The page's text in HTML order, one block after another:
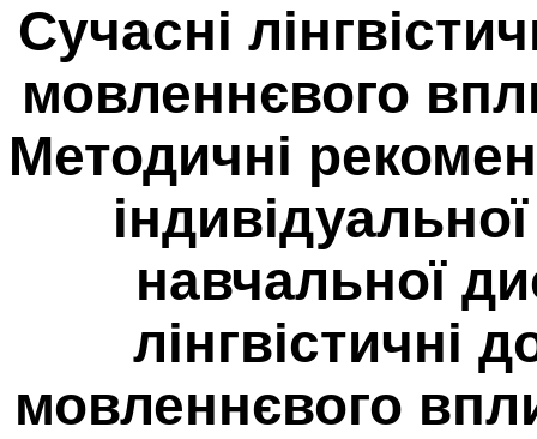
Сучасні
мовленнєвого
Методичні
навчальної
лінгвістичні
мовленнєвого